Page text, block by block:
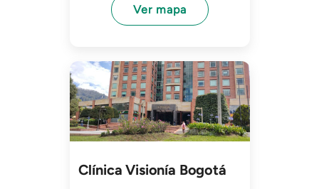
Ver mapa
Imagen
Clínica Visionía Bogotá